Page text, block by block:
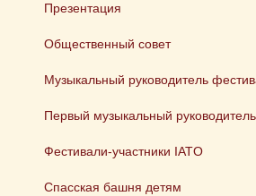
Презентация
Общественный совет
Музыкальный руководитель
Первый музыкальный руководитель
Фестивали-участники IATO
Спасская башня детям